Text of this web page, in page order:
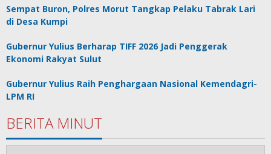
Sempat Buron, Polres Morut Tangkap Pelaku Tabrak Lari
di Desa Kumpi
Gubernur Yulius Berharap TIFF 2026 Jadi Penggerak
Ekonomi Rakyat Sulut
Gubernur Yulius Raih Penghargaan Nasional Kemendagri-
LPM RI
BERITA MINUT